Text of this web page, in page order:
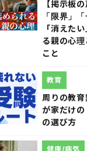
【掲示板
「限界」
「消えた
る親の心
こと
周りの教
が家だけ
の選び方
教育
健康/病気